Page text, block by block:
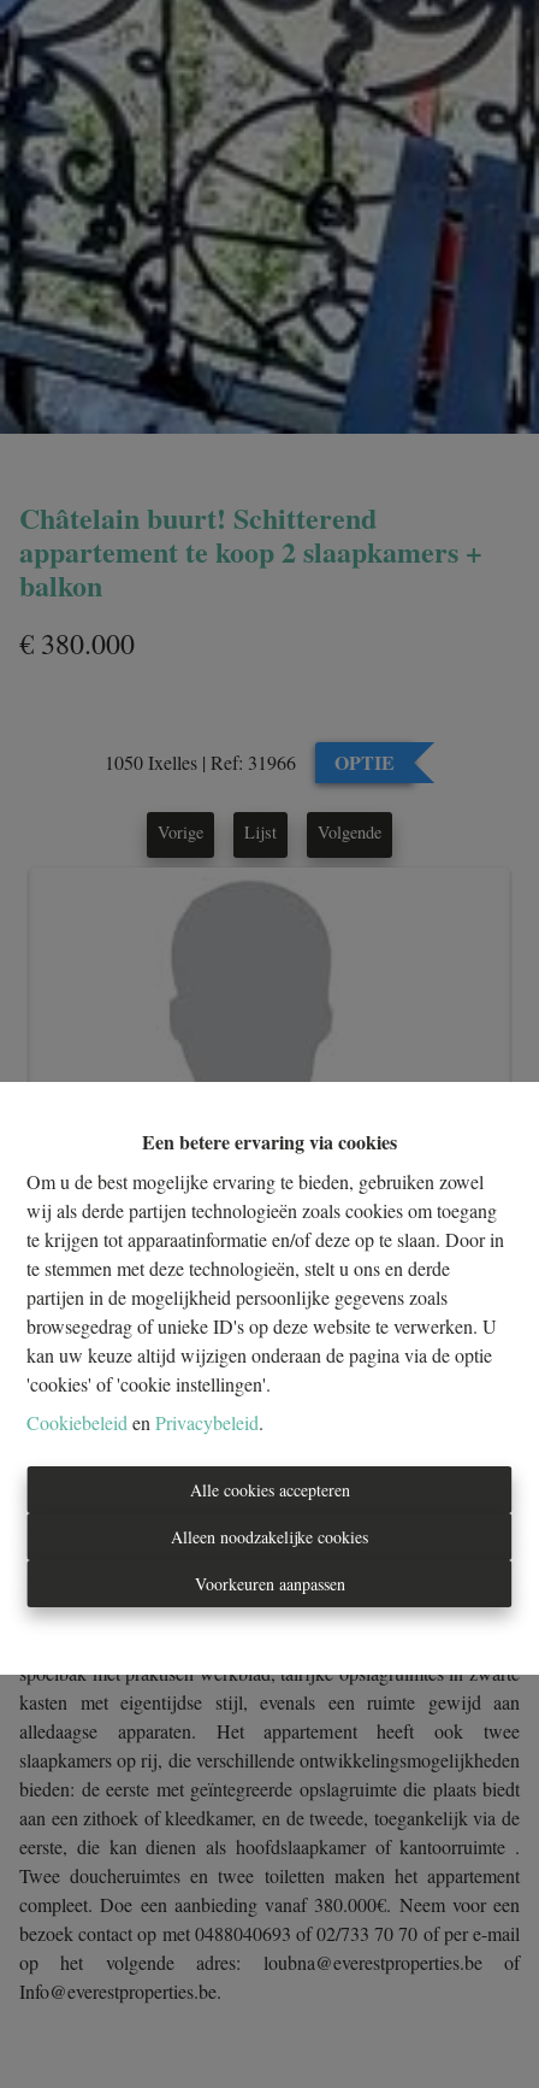
Een betere ervaring via cookies
Om u de best mogelijke ervaring te bieden, gebruiken zowel
wij als derde partijen technologieën zoals cookies om toegang
te krijgen tot apparaatinformatie en/of deze op te slaan. Door in
te stemmen met deze technologieën, stelt u ons en derde
partijen in de mogelijkheid persoonlijke gegevens zoals
browsegedrag of unieke ID's op deze website te verwerken. U
kan uw keuze altijd wijzigen onderaan de pagina via de optie
'cookies' of 'cookie instellingen'.
Cookiebeleid enPrivacybeleid.
Alle cookies accepteren
Alleen noodzakelijke cookies
Voorkeuren aanpassen
Châtelain buurt! Schitterend
appartement te koop 2 slaapkamers +
balkon
€ 380.000
1050 Ixelles | Ref: 31966 OPTIE
Vorige Lijst Volgende
Info aanvragen
2 2 77 m²
In het hart van de Châtelain-wijk, dicht bij winkels, vervoer en
alle voorzieningen, biedt Everest Properties u dit ruime en lichte
appartement op de 1e verdieping. Het biedt een prachtige
woonkamer badend in het licht met eetkamer die toegang geeft tot
een balkon, evenals een moderne Amerikaanse keuken, perfect
geïntegreerd in de woonkamer. Deze heeft een grote functionele
toonbank, ideaal voor momenten van delen, en complete
spoelbak met praktisch werkblad, talrijke opslagruimtes in zwarte
kasten met eigentijdse stijl, evenals een ruimte gewijd aan
alledaagse apparaten. Het appartement heeft ook twee
slaapkamers op rij, die verschillende ontwikkelingsmogelijkheden
bieden: de eerste met geïntegreerde opslagruimte die plaats biedt
aan een zithoek of kleedkamer, en de tweede, toegankelijk via de
eerste, die kan dienen als hoofdslaapkamer of kantoorruimte .
Twee doucheruimtes en twee toiletten maken het appartement
compleet. Doe een aanbieding vanaf 380.000€. Neem voor een
bezoek contact op met 0488040693 of 02/733 70 70 of per e-mail
op het volgende adres: loubna@everestproperties.be of
Info@everestproperties.be.